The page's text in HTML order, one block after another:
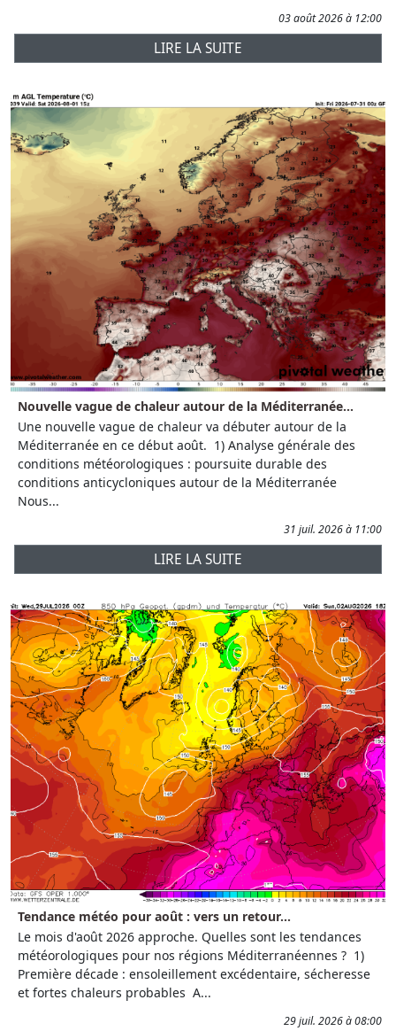
03 août 2026 à 12:00
LIRE LA SUITE
Nouvelle vague de chaleur autour de la Méditerranée...
Une nouvelle vague de chaleur va débuter autour de la
Méditerranée en ce début août. 1) Analyse générale des
conditions météorologiques : poursuite durable des
conditions anticycloniques autour de la Méditerranée
Nous...
31 juil. 2026 à 11:00
LIRE LA SUITE
Tendance météo pour août : vers un retour...
Le mois d'août 2026 approche. Quelles sont les tendances
météorologiques pour nos régions Méditerranéennes ? 1)
Première décade : ensoleillement excédentaire, sécheresse
et fortes chaleurs probables A...
29 juil. 2026 à 08:00